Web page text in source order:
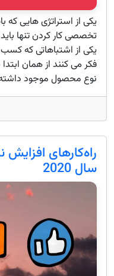
یکی از استراتژی هایی که
تخصصی کار کردن تنها
یکی از اشتباهاتی که
فکر می کنند از همان
نوع محصول موجود
راه‌کارهای افزایش
سال 2020